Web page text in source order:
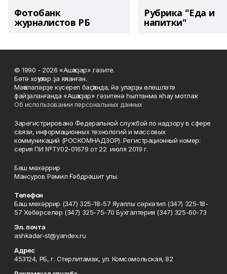
Фотобанк
журналистов РБ
Рубрика "Еда и
напитки"
© 1990 - 2026 «Ашҡаҙар» гәзите.
Бөтә хоҡуҡтар ҙа яҡланған.
Мәҡәләләрҙе күсереп баҫҡанда, йә уларҙы өлөшләтә
файҙаланғанда «Ашҡаҙар» гәзитенә һылтанма яһау мотлаҡ.
Об использовании персональных данных
Зарегистрировано Федеральной службой по надзору в сфере
связи, информационных технологий и массовых
коммуникаций (РОСКОМНАДЗОР). Регистрационный номер:
серия ПИ №ТУ02-01679 от 22 июля 2019 г.
Баш мөхәррир
Мансуров Рәмил Ғәбдрәшит улы.
Телефон
Баш мөхәррир (347) 325-18-57 Яуаплы сәркәтип (347) 325-18-
57 Хәбәрселәр (347) 325-75-70 Бухгалтерия (347) 325-60-73
Эл. почта
ashkadar-st@yandex.ru
Адрес
453124, РБ, г. Стерлитамак, ул. Комсомольская, 82